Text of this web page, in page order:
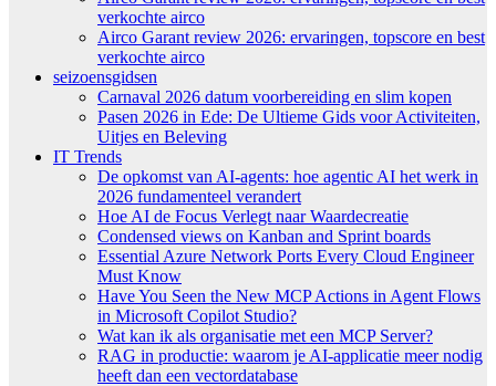
verkochte airco
Airco Garant review 2026: ervaringen, topscore en best
verkochte airco
seizoensgidsen
Carnaval 2026 datum voorbereiding en slim kopen
Pasen 2026 in Ede: De Ultieme Gids voor Activiteiten,
Uitjes en Beleving
IT Trends
De opkomst van AI-agents: hoe agentic AI het werk in
2026 fundamenteel verandert
Hoe AI de Focus Verlegt naar Waardecreatie
Condensed views on Kanban and Sprint boards
Essential Azure Network Ports Every Cloud Engineer
Must Know
Have You Seen the New MCP Actions in Agent Flows
in Microsoft Copilot Studio?
Wat kan ik als organisatie met een MCP Server?
RAG in productie: waarom je AI-applicatie meer nodig
heeft dan een vectordatabase